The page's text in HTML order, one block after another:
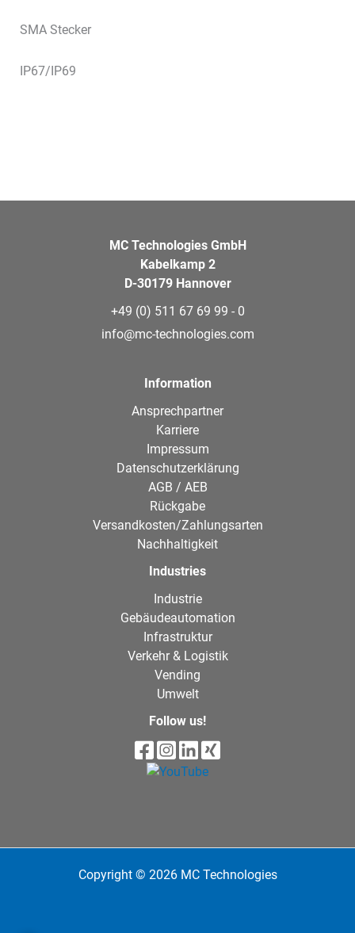
SMA Stecker
IP67/IP69
MC Technologies GmbH
Kabelkamp 2
D-30179 Hannover
+49 (0) 511 67 69 99 - 0
info@mc-technologies.com
Information
Ansprechpartner
Karriere
Impressum
Datenschutzerklärung
AGB / AEB
Rückgabe
Versandkosten/Zahlungsarten
Nachhaltigkeit
Industries
Industrie
Gebäudeautomation
Infrastruktur
Verkehr & Logistik
Vending
Umwelt
Follow us!
Copyright © 2026 MC Technologies